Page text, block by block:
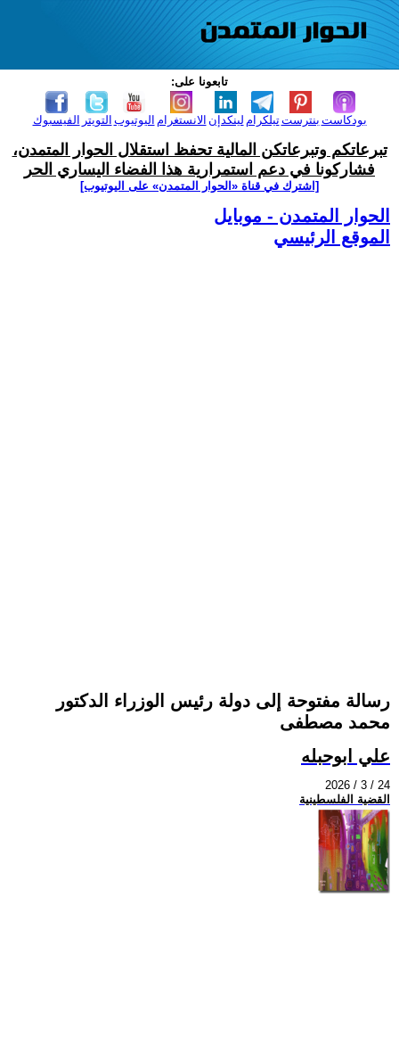
تابعونا على:
الفيسبوك التويتر اليوتيوب الانستغرام لينكدإن تيلكرامبنترست بودكاست
تبرعاتكم وتبرعاتكن المالية تحفظ استقلال الحوار المتمدن،
فشاركونا في دعم استمرارية هذا الفضاء اليساري الحر
[اشترك في قناة ‫«الحوار المتمدن» على اليوتيوب]
الحوار المتمدن - موبايل
الموقع الرئيسي
رسالة مفتوحة إلى دولة رئيس الوزراء الدكتور
محمد مصطفى
علي ابوحبله
2026 / 3 / 24
القضية الفلسطينية